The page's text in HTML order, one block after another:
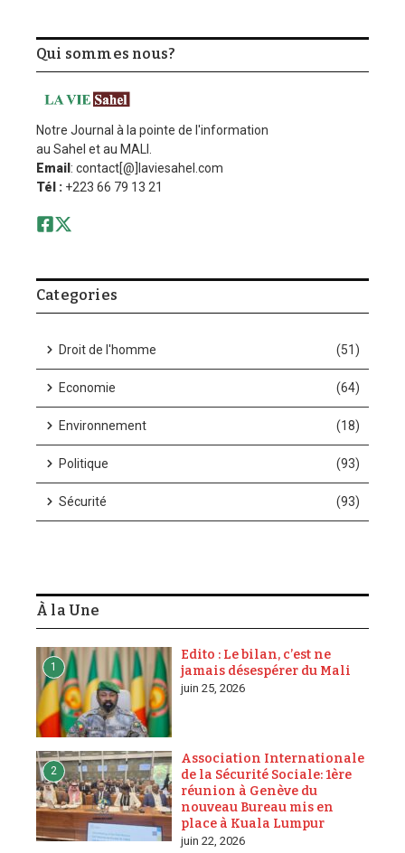
Qui sommes nous?
Notre Journal à la pointe de l'information
au Sahel et au MALI.
Email : contact[@]laviesahel.com
Tél : +223 66 79 13 21
Categories
Droit de l'homme (51)
Economie (64)
Environnement (18)
Politique (93)
Sécurité (93)
À la Une
1
Edito : Le bilan, c’est ne
jamais désespérer du Mali
juin 25, 2026
2
Association Internationale
de la Sécurité Sociale: 1ère
réunion à Genève du
nouveau Bureau mis en
place à Kuala Lumpur
juin 22, 2026